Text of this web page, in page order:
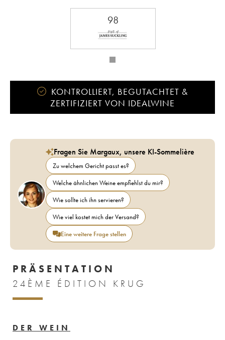
98
KONTROLLIERT, BEGUTACHTET &
ZERTIFIZIERT VON IDEALWINE
Fragen Sie Margaux, unsere KI-Sommelière
Zu welchem Gericht passt es?
Welche ähnlichen Weine empfiehlst du mir?
Wie sollte ich ihn servieren?
Wie viel kostet mich der Versand?
Eine weitere Frage stellen
PRÄSENTATION
24ÈME ÉDITION KRUG
DER WEIN